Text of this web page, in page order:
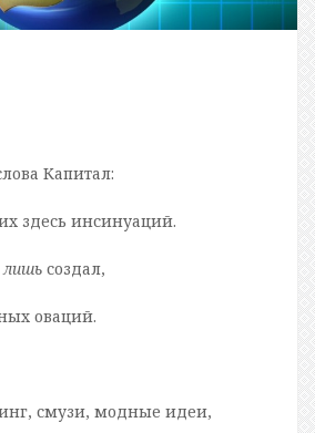
Капитал:
здесь инсинуаций.
лишь создал,
оваций.
смузи, модные идеи,